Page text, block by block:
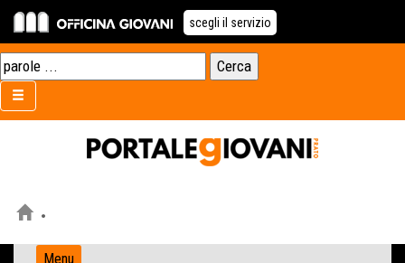
scegli il servizio
Menu